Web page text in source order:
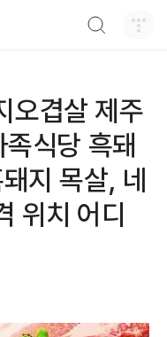
오겹살 제주
식당 흑돼
지 목살, 네
위치 어디